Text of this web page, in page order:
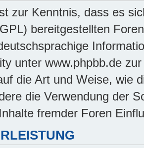
zur Kenntnis, dass es
bereitgestellten
unter www.phpbb.de
die Art und Weise, wie
die Verwendung der
fremder Foren